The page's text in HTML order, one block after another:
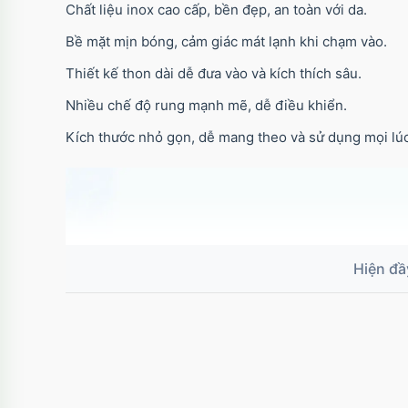
Chất liệu inox cao cấp, bền đẹp, an toàn với da.
Bề mặt mịn bóng, cảm giác mát lạnh khi chạm vào.
Thiết kế thon dài dễ đưa vào và kích thích sâu.
Nhiều chế độ rung mạnh mẽ, dễ điều khiển.
Kích thước nhỏ gọn, dễ mang theo và sử dụng mọi